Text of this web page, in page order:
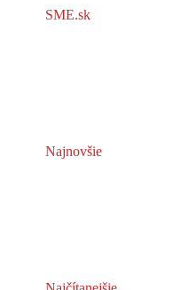
SME.sk
Najnovšie